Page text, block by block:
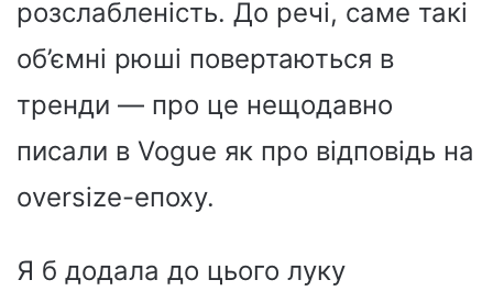
розслабленість. До речі, саме такі
об’ємні рюші повертаються в
тренди — про це нещодавно
писали в Vogue як про відповідь на
oversize-епоху.
Я б додала до цього луку